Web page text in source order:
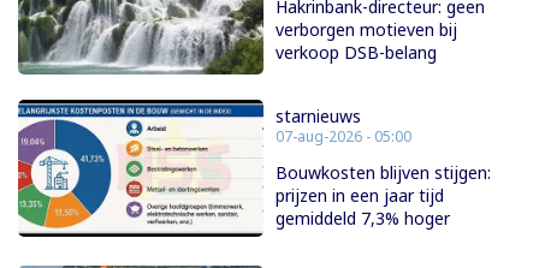
Hakrinbank-directeur: geen
verborgen motieven bij
verkoop DSB-belang
starnieuws
07-aug-2026 - 05:00
Bouwkosten blijven stijgen:
prijzen in een jaar tijd
gemiddeld 7,3% hoger